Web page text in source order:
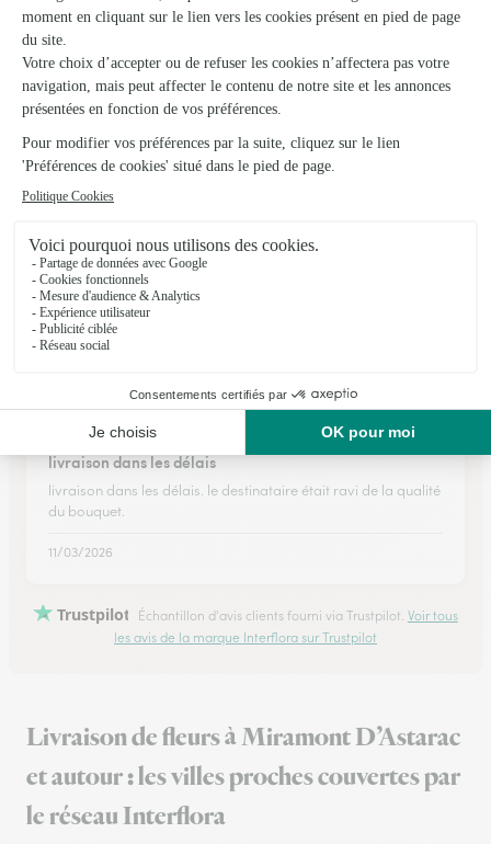
★ ★ ★ ★ ★
Commande arrivée à la date prévue avec…
Commande arrivée à la date prévue avec les produits
demandés et bien protégés. La personne qui l'a reçue était
22/06/2026
★ ★ ★ ★ ★
Professionnel
Professionnel, Simple et rapide
24/04/2026
★ ★ ★
livraison dans les délais
livraison dans les délais. le destinataire était ravi de la qualité
du bouquet.
11/03/2026
Trustpilot Échantillon d'avis clients fourni via Trustpilot. Voir tous
les avis de la marque Interflora sur Trustpilot
Livraison de fleurs à Miramont D’Astarac
et autour : les villes proches couvertes par
le réseau Interflora